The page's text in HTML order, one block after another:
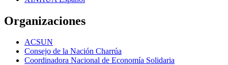
Organizaciones
ACSUN
Consejo de la Nación Charrúa
Coordinadora Nacional de Economía Solidaria